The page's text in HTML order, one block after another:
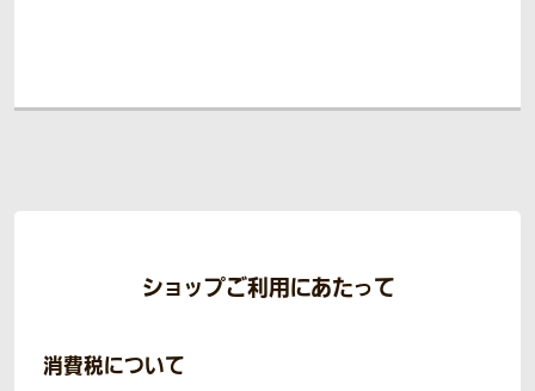
ショップご利用にあたって
消費税について